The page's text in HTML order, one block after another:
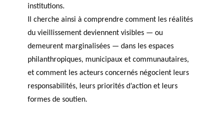
institutions.
Il cherche ainsi à comprendre comment les réalités
du vieillissement deviennent visibles — ou
demeurent marginalisées — dans les espaces
philanthropiques, municipaux et communautaires,
et comment les acteurs concernés négocient leurs
responsabilités, leurs priorités d’action et leurs
formes de soutien.